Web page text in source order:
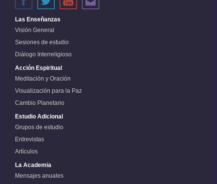
Las Enseñanzas
Visión General
Sesiones de estudio
Diálogo Interreligioso
Acción Espiritual
Meditación y Oración
Visualización para la Paz
Cambio Planetario
Estudio Adicional
Grupos de estudio
Entrevistas
Artículos
La Academia
Mensajes anuales